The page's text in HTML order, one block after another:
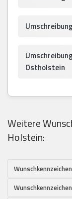
Ostholstein
Weitere
Holstein: